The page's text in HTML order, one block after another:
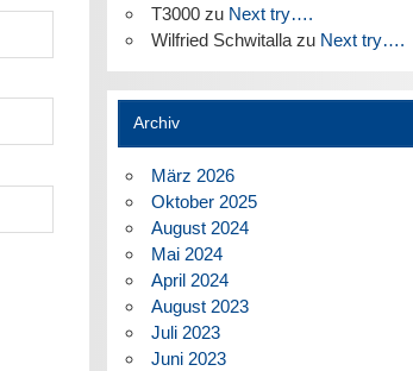
T3000zu Next try….
Wilfried Schwitallazu Next try….
Archiv
März 2026
Oktober 2025
August 2024
Mai 2024
April 2024
August 2023
Juli 2023
Juni 2023